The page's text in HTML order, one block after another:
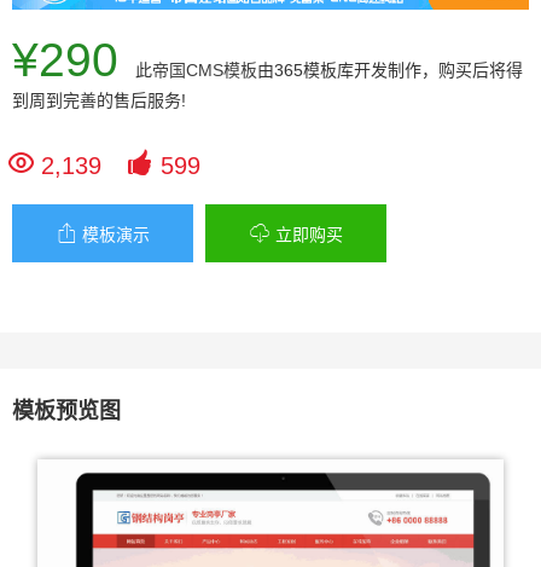
¥290 此帝国CMS模板由365模板库开发制作，购买后将得
到周到完善的售后服务!
 2,139  599
 模板演示  立即购买
模板预览图